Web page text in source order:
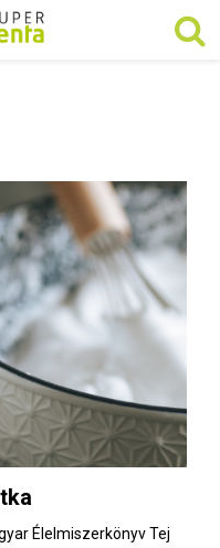
Élelmiszerkönyv Tej